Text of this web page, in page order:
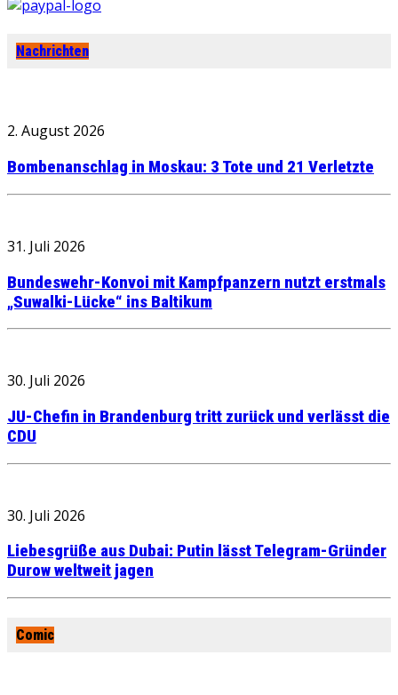
Nachrichten
2. August 2026
Bombenanschlag in Moskau: 3 Tote und 21 Verletzte
31. Juli 2026
Bundeswehr-Konvoi mit Kampfpanzern nutzt erstmals
„Suwalki-Lücke“ ins Baltikum
30. Juli 2026
JU-Chefin in Brandenburg tritt zurück und verlässt die
CDU
30. Juli 2026
Liebesgrüße aus Dubai: Putin lässt Telegram-Gründer
Durow weltweit jagen
Comic